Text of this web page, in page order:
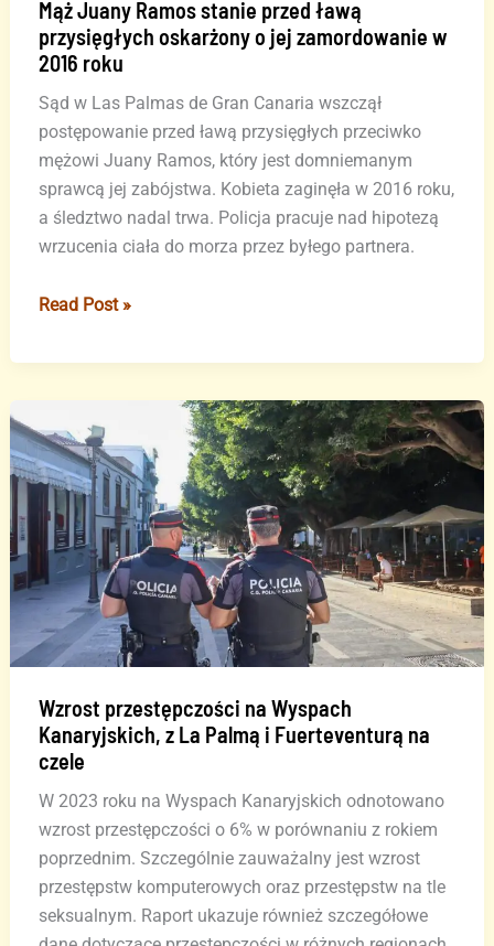
Mąż Juany Ramos stanie przed ławą
przysięgłych oskarżony o jej zamordowanie w
2016 roku
Sąd w Las Palmas de Gran Canaria wszczął
postępowanie przed ławą przysięgłych przeciwko
mężowi Juany Ramos, który jest domniemanym
sprawcą jej zabójstwa. Kobieta zaginęła w 2016 roku,
a śledztwo nadal trwa. Policja pracuje nad hipotezą
wrzucenia ciała do morza przez byłego partnera.
Mąż
Ramos
ławą
przysięgłych
oskarżony
zamordowanie
2016
Read Post »
Wzrost przestępczości na Wyspach
Kanaryjskich, z La Palmą i Fuerteventurą na
czele
W 2023 roku na Wyspach Kanaryjskich odnotowano
wzrost przestępczości o 6% w porównaniu z rokiem
poprzednim. Szczególnie zauważalny jest wzrost
przestępstw komputerowych oraz przestępstw na tle
seksualnym. Raport ukazuje również szczegółowe